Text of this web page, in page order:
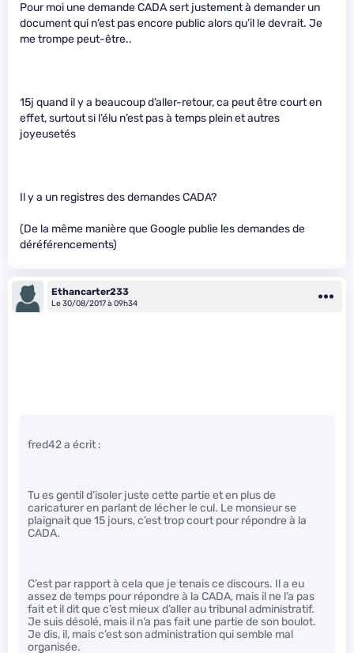
Pour moi une demande CADA sert justement à demander un
document qui n’est pas encore public alors qu’il le devrait. Je
me trompe peut-être..
15j quand il y a beaucoup d’aller-retour, ca peut être court en
effet, surtout si l’élu n’est pas à temps plein et autres
joyeusetés
Il y a un registres des demandes CADA?
(De la même manière que Google publie les demandes de
déréférencements)
Ethancarter233
Le 30/08/2017 à 09h34
fred42 a écrit :
Tu es gentil d’isoler juste cette partie et en plus de
caricaturer en parlant de lécher le cul. Le monsieur se
plaignait que 15 jours, c’est trop court pour répondre à la
CADA.
C’est par rapport à cela que je tenais ce discours. Il a eu
assez de temps pour répondre à la CADA, mais il ne l’a pas
fait et il dit que c’est mieux d’aller au tribunal administratif.
Je suis désolé, mais il n’a pas fait une partie de son boulot.
Je dis, il, mais c’est son administration qui semble mal
organisée.